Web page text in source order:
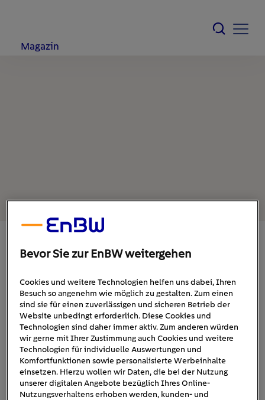
Magazin
19. Dezember 2019 1min
Explosion_Antrieb_hoch
Bevor Sie zur EnBW weitergehen
Cookies und weitere Technologien helfen uns dabei, Ihren
Besuch so angenehm wie möglich zu gestalten. Zum einen
sind sie für einen zuverlässigen und sicheren Betrieb der
Website unbedingt erforderlich. Diese Cookies und
Technologien sind daher immer aktiv. Zum anderen würden
wir gerne mit Ihrer Zustimmung auch Cookies und weitere
Technologien für individuelle Auswertungen und
Komfortfunktionen sowie personalisierte Werbeinhalte
einsetzen. Hierzu wollen wir Daten, die bei der Nutzung
unserer digitalen Angebote bezüglich Ihres Online-
Nutzungsverhaltens erhoben werden, kunden- und